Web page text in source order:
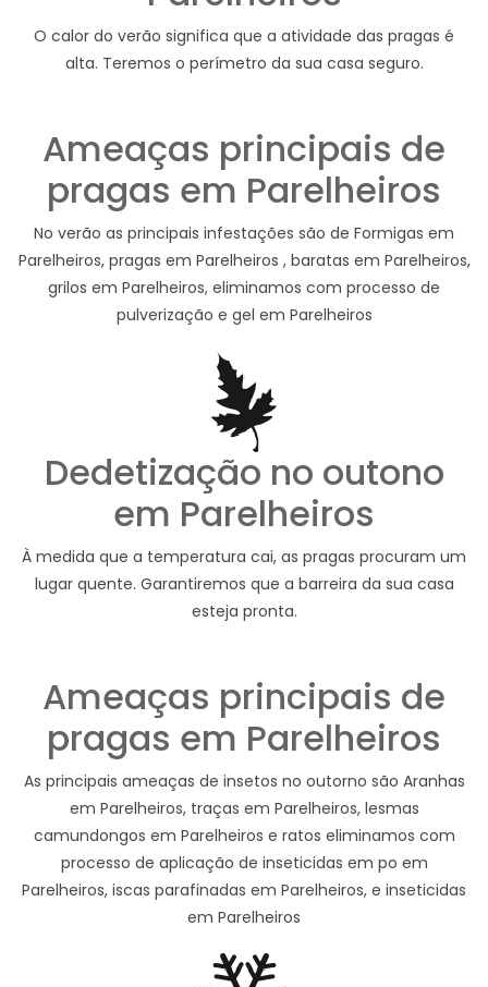
O calor do verão significa que a atividade das pragas é
alta. Teremos o perímetro da sua casa seguro.
Ameaças principais de
pragas em Parelheiros
No verão as principais infestações são de Formigas em
Parelheiros, pragas em Parelheiros , baratas em Parelheiros,
grilos em Parelheiros, eliminamos com processo de
pulverização e gel em Parelheiros
Dedetização no outono
em Parelheiros
À medida que a temperatura cai, as pragas procuram um
lugar quente. Garantiremos que a barreira da sua casa
esteja pronta.
Ameaças principais de
pragas em Parelheiros
As principais ameaças de insetos no outorno são Aranhas
em Parelheiros, traças em Parelheiros, lesmas
camundongos em Parelheiros e ratos eliminamos com
processo de aplicação de inseticidas em po em
Parelheiros, iscas parafinadas em Parelheiros, e inseticidas
em Parelheiros